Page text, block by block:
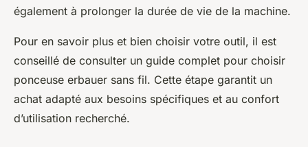
également à prolonger la durée de vie de la machine.
Pour en savoir plus et bien choisir votre outil, il est
conseillé de consulter un guide complet pour choisir
ponceuse erbauer sans fil. Cette étape garantit un
achat adapté aux besoins spécifiques et au confort
d’utilisation recherché.